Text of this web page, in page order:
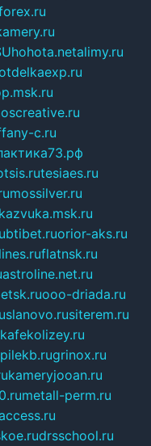
hohota.netalimy.ru
c.ru
tesiaes.ru
mossilver.ru
orior-aks.ru
flatnsk.ru
astroline.net.ru
ooo-driada.ru
siterem.ru
kafekolizey.ru
grinox.ru
kameryjooan.ru
metall-perm.ru
drsschool.ru